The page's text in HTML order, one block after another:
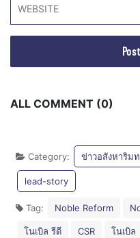
ALL COMMENT (0)
Category: ข่าวอสังหาริม
lead-story
Tag: Noble Reform
โนเบิล รีดี CSR โนเบิล